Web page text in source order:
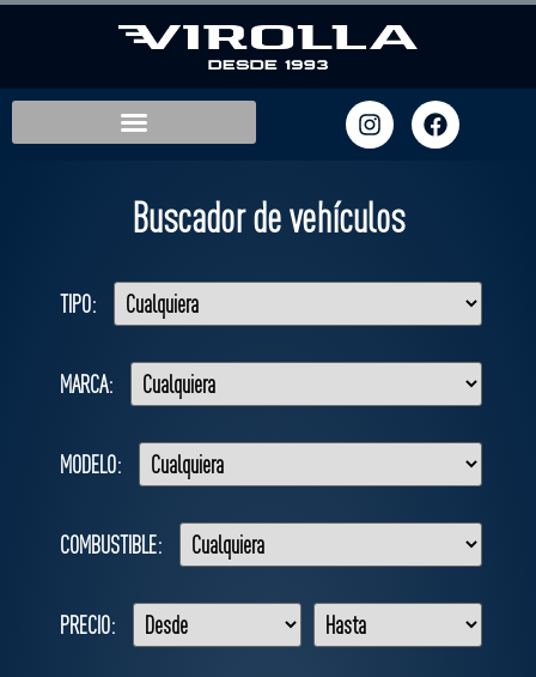
Buscador de vehículos
TIPO:
MARCA:
MODELO:
COMBUSTIBLE:
PRECIO: